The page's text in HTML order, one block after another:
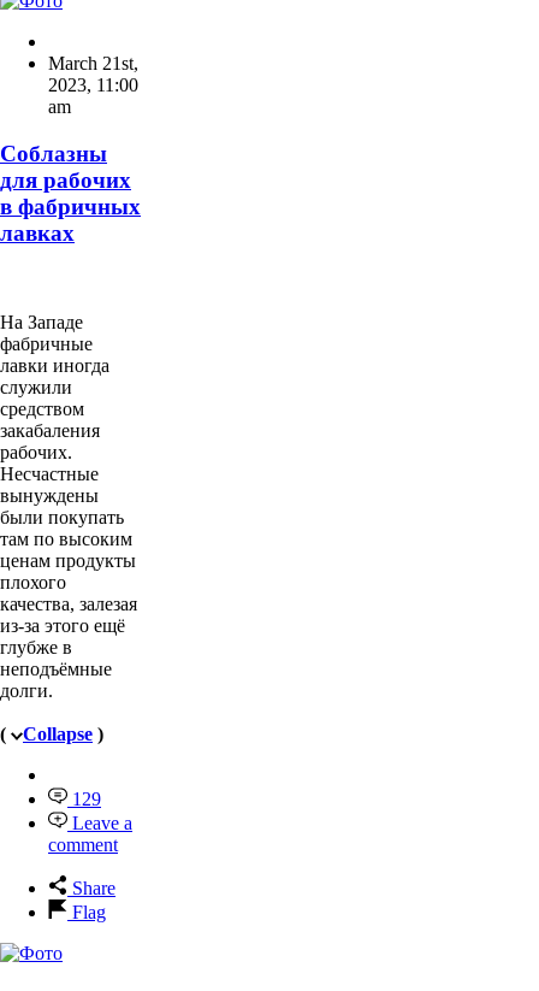
March 21st,
2023, 11:00
am
Соблазны
для рабочих
в фабричных
лавках
На Западе
фабричные
лавки иногда
служили
средством
закабаления
рабочих.
Несчастные
вынуждены
были покупать
там по высоким
ценам продукты
плохого
качества, залезая
из-за этого ещё
глубже в
неподъёмные
долги.
( Collapse )
129
Leave a
comment
Share
Flag